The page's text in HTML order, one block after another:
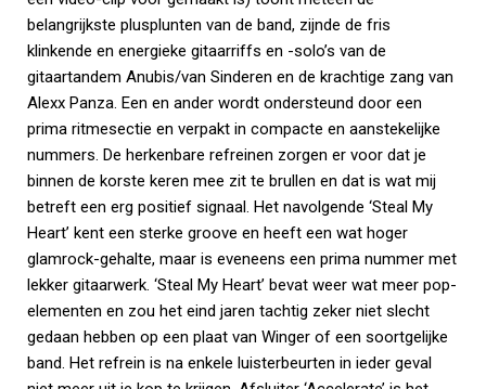
belangrijkste plusplunten van de band, zijnde de fris
klinkende en energieke gitaarriffs en -solo’s van de
gitaartandem Anubis/van Sinderen en de krachtige zang van
Alexx Panza. Een en ander wordt ondersteund door een
prima ritmesectie en verpakt in compacte en aanstekelijke
nummers. De herkenbare refreinen zorgen er voor dat je
binnen de korste keren mee zit te brullen en dat is wat mij
betreft een erg positief signaal. Het navolgende ‘Steal My
Heart’ kent een sterke groove en heeft een wat hoger
glamrock-gehalte, maar is eveneens een prima nummer met
lekker gitaarwerk. ‘Steal My Heart’ bevat weer wat meer pop-
elementen en zou het eind jaren tachtig zeker niet slecht
gedaan hebben op een plaat van Winger of een soortgelijke
band. Het refrein is na enkele luisterbeurten in ieder geval